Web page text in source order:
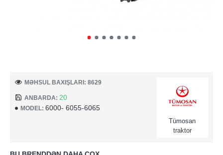
ANBARDA: 20
MODEL: 6000- 6055-6065
Tümosan
traktor
MƏHSUL BAXIŞLARI: 8629